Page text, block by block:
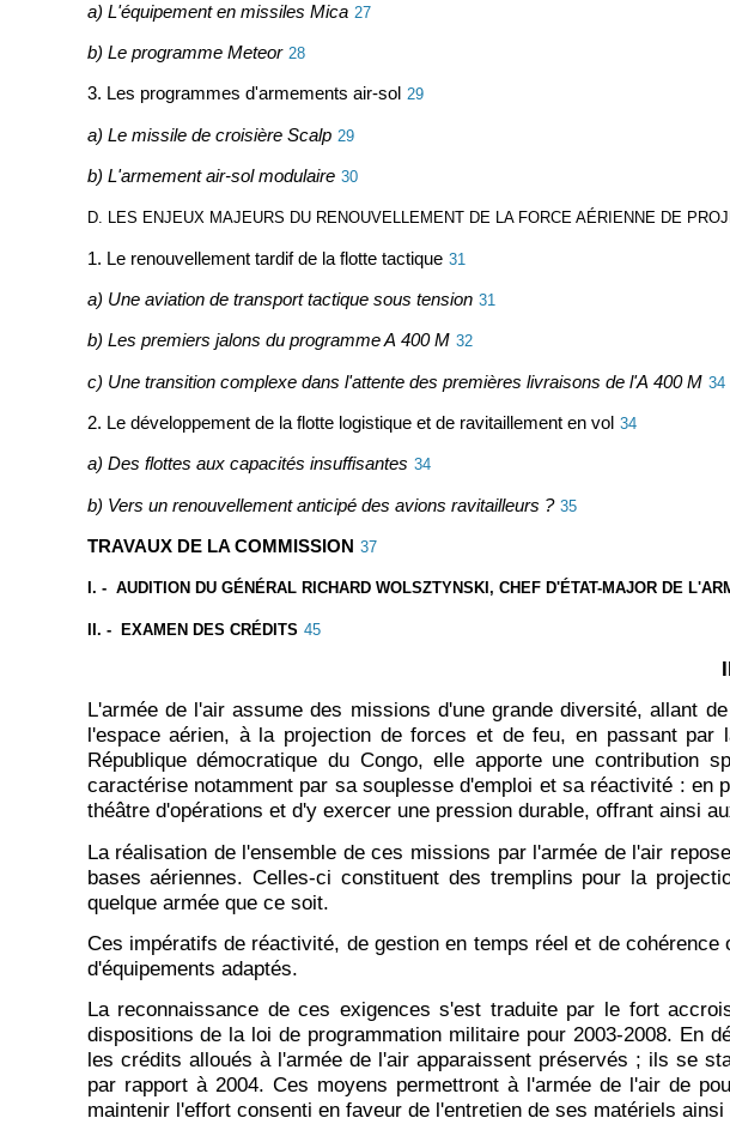
a) L'équipement en missiles Mica 27
b) Le programme Meteor 28
3. Les programmes d'armements air-sol 29
a) Le missile de croisière Scalp 29
b) L'armement air-sol modulaire 30
D. LES ENJEUX MAJEURS DU RENOUVELLEMENT DE LA FORCE AÉRIENNE DE
1. Le renouvellement tardif de la flotte tactique 31
a) Une aviation de transport tactique sous tension 31
b) Les premiers jalons du programme A 400 M 32
c) Une transition complexe dans l'attente des premières livraisons de l'A 400 M 34
2. Le développement de la flotte logistique et de ravitaillement en vol 34
a) Des flottes aux capacités insuffisantes 34
b) Vers un renouvellement anticipé des avions ravitailleurs ? 35
TRAVAUX DE LA COMMISSION 37
I. - AUDITION DU GÉNÉRAL RICHARD WOLSZTYNSKI, CHEF D'ÉTAT-MAJOR DE
II. - EXAMEN DES CRÉDITS 45
L'armée de l'air assume des missions d'une grande diversité, allant
l'espace aérien, à la projection de forces et de feu, en passant
République démocratique du Congo, elle apporte une
caractérise notamment par sa souplesse d'emploi et sa réactivité :
théâtre d'opérations et d'y exercer une pression durable, offrant ainsi
La réalisation de l'ensemble de ces missions par l'armée de l'air
bases aériennes. Celles-ci constituent des tremplins pour la
quelque armée que ce soit.
Ces impératifs de réactivité, de gestion en temps réel et de
d'équipements adaptés.
La reconnaissance de ces exigences s'est traduite par le fort
dispositions de la loi de programmation militaire pour 2003-2008. En
les crédits alloués à l'armée de l'air apparaissent préservés ; ils se
par rapport à 2004. Ces moyens permettront à l'armée de l'air de
maintenir l'effort consenti en faveur de l'entretien de ses matériels